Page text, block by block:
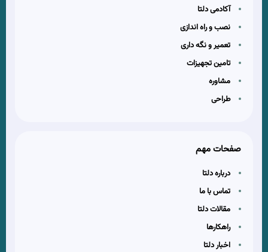
آکادمی دلتا
نصب و راه اندازی
تعمیر و نگه داری
تامین تجهیزات
مشاوره
طراحی
صفحات مهم
درباره دلتا
تماس با ما
مقالات دلتا
راهکارها
اخبار دلتا